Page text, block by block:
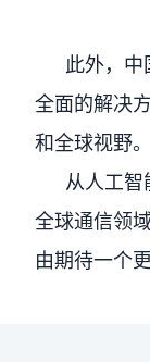
此外，
全面的解决
和全球视野
从人工
全球通信领
由期待一个